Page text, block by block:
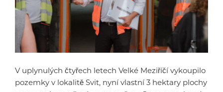
V uplynulých čtyřech letech Velké Meziříčí vykoupilo
pozemky v lokalitě Svit, nyní vlastní 3 hektary plochy